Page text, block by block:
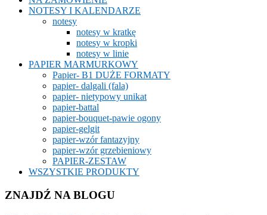
NOTESY I KALENDARZE
notesy
notesy w kratkę
notesy w kropki
notesy w linie
PAPIER MARMURKOWY
Papier- B1 DUŻE FORMATY
papier- dalgali (fala)
papier- nietypowy unikat
papier-battal
papier-bouquet-pawie ogony
papier-gelgit
papier-wzór fantazyjny
papier-wzór grzebieniowy
PAPIER-ZESTAW
WSZYSTKIE PRODUKTY
ZNAJDŹ NA BLOGU